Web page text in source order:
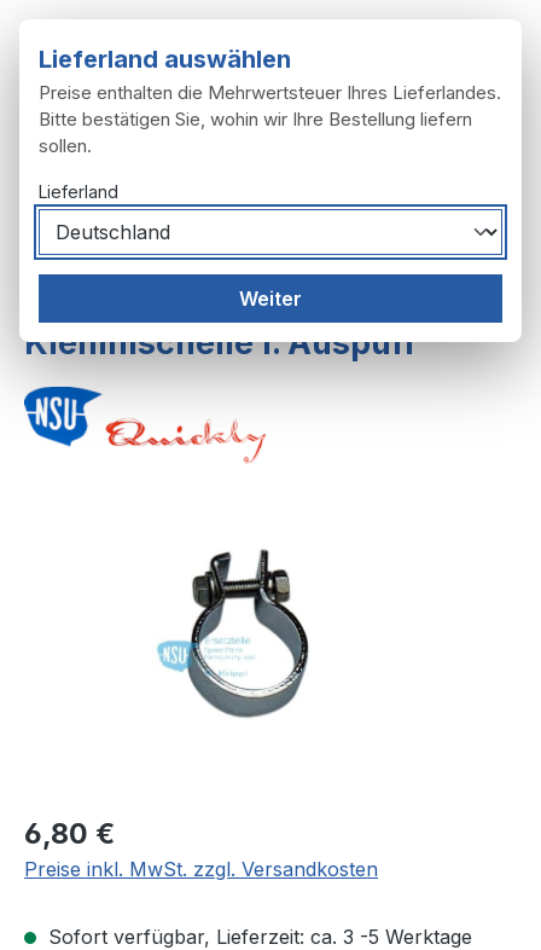
Klemmschelle f. Auspuff
Regulärer Preis:
6,80 €
Preise inkl. MwSt. zzgl. Versandkosten
Sofort verfügbar, Lieferzeit: ca. 3 -5 Werktage
Lieferland auswählen
Preise enthalten die Mehrwertsteuer Ihres Lieferlandes.
Bitte bestätigen Sie, wohin wir Ihre Bestellung liefern
sollen.
Lieferland
Weiter